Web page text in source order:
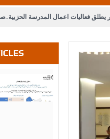
يطلق فعاليات اعمال المدرسة
على المقدسات الإسلامية
يقر مشروع تعديل قانون الملكية
الثالثة) إلى مراجعة منصة خدمة
أحمد فريحات.. مبارك ومزيدا من